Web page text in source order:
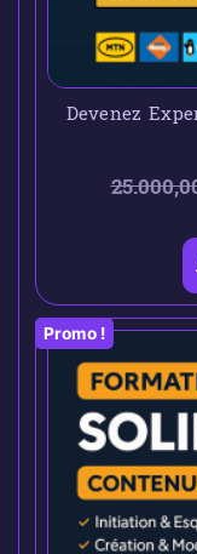
Devenez
Promo !